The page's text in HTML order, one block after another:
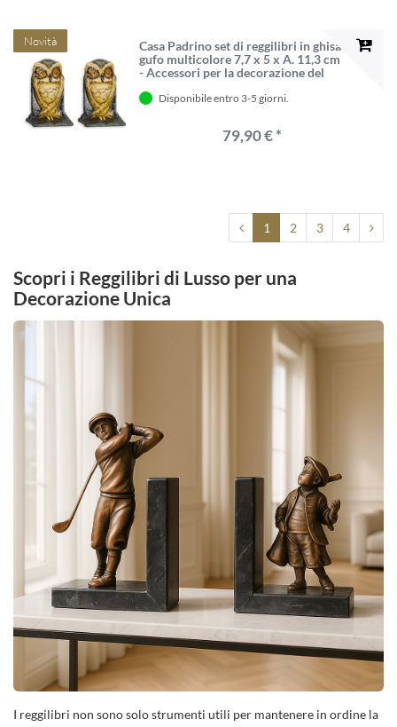
Novità
Casa Padrino set di reggilibri in ghisa
gufo multicolore 7,7 x 5 x A. 11,3 cm
- Accessori per la decorazione del
Disponibile entro 3-5 giorni.
79,90 € *
1 2 3 4
Scopri i Reggilibri di Lusso per una
Decorazione Unica
I reggilibri non sono solo strumenti utili per mantenere in ordine la